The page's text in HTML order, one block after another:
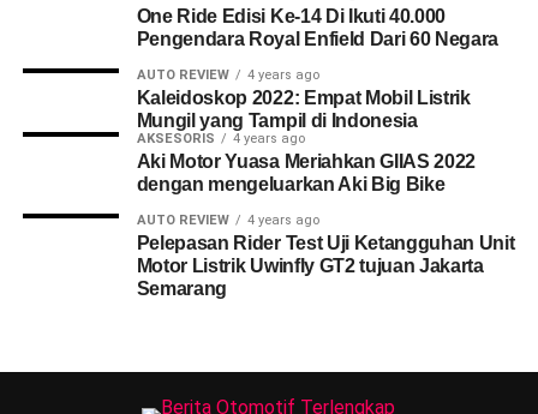
One Ride Edisi Ke-14 Di Ikuti 40.000
Pengendara Royal Enfield Dari 60 Negara
AUTO REVIEW 4 years ago
Kaleidoskop 2022: Empat Mobil Listrik
Mungil yang Tampil di Indonesia
AKSESORIS 4 years ago
Aki Motor Yuasa Meriahkan GIIAS 2022
dengan mengeluarkan Aki Big Bike
AUTO REVIEW 4 years ago
Pelepasan Rider Test Uji Ketangguhan Unit
Motor Listrik Uwinfly GT2 tujuan Jakarta
Semarang